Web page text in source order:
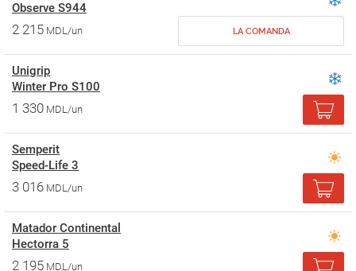
Observe S944
2 215 MDL/un LA COMANDA
Unigrip
Winter Pro S100
1 330 MDL/un
Semperit
Speed-Life 3
3 016 MDL/un
Matador Continental
Hectorra 5
2 195 MDL/un